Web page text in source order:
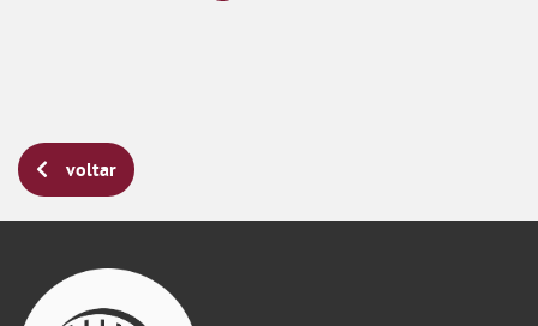
voltar